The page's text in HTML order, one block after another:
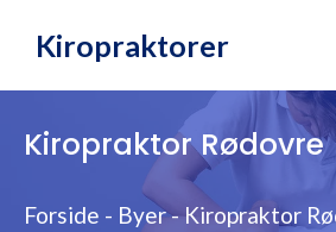
Kiropraktorer
Kiropraktor Rødovre
Forside - Byer-Kiropraktor